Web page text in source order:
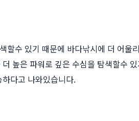
수 있기 때문에 바다낚시에 더 어울
높은 파워로 깊은 수심을 탐색할수
다고 나와있습니다.